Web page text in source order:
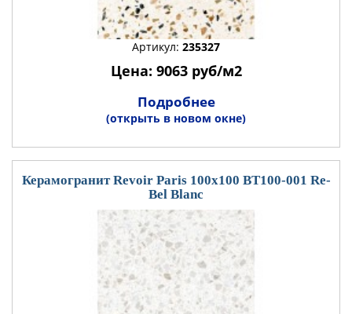
Артикул: 235327
Цена: 9063 руб/м2
Подробнее
(открыть в новом окне)
Керамогранит Revoir Paris 100x100 BT100-001 Re-
Bel Blanc